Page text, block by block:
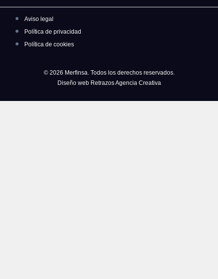
Aviso legal
Política de privacidad
Política de cookies
© 2026 Merfinsa. Todos los derechos reservados.
Diseño web Retrazos Agencia Creativa